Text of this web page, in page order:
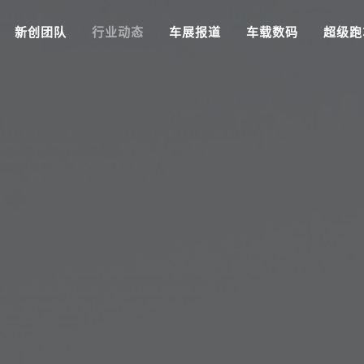
新创团队 行业动态 车展报道 车载数码 超级